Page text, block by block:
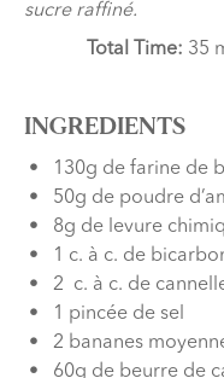
sucre raffiné.
Total Time: 35
INGREDIENTS
130g de farine de
50g de poudre
8g de levure
1 c. à c. de
2 c. à c. de
1 pincée de sel
2 bananes
60g de beurre de